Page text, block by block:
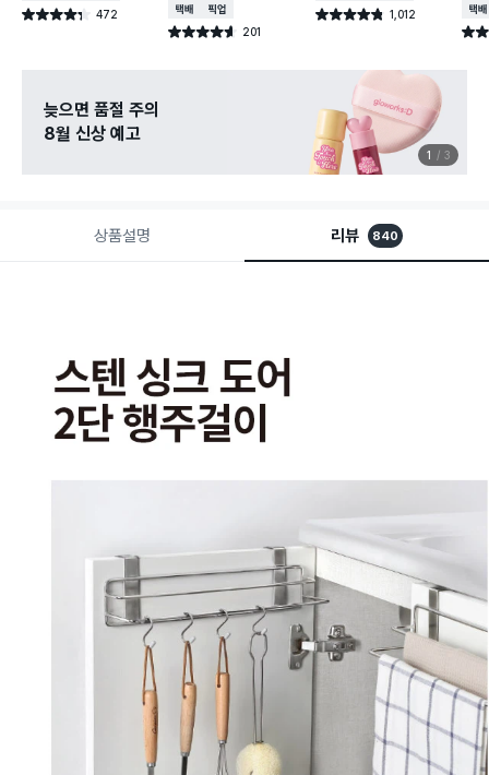
별점 4.3점 472
건 작성
택배배송매장픽업
별점 4.6점 201
건 작성
별점 4.8점 1,012
건 작성
택배
별점
늦으면 품절 주의
8월 신상 예고
1 3
상품설명 리뷰 840